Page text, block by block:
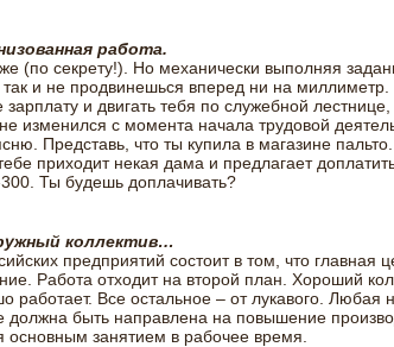
работа.
(по секрету!). Но механически выполняя
и не продвинешься вперед ни на миллиметр.
и двигать тебя по служебной лестнице,
изменился с момента начала трудовой
Представь, что ты купила в магазине
приходит некая дама и предлагает
Ты будешь доплачивать?
коллектив…
предприятий состоит в том, что главная
Работа отходит на второй план. Хороший
работает. Все остальное – от лукавого.
должна быть направлена на повышение
основным занятием в рабочее время.